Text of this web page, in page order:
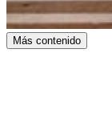
Más contenido